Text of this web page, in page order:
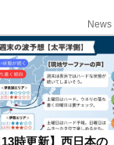
News
13時更新】西日本の